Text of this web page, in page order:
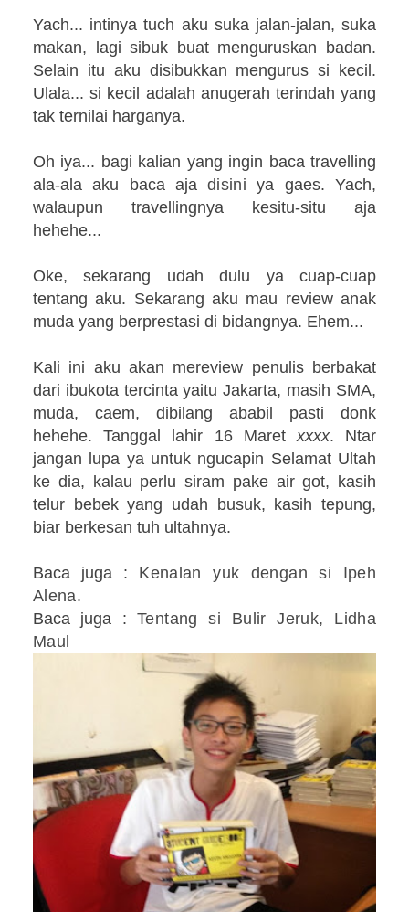
Yach... intinya tuch aku suka jalan-jalan, suka
makan, lagi sibuk buat menguruskan badan.
Selain itu aku disibukkan mengurus si kecil.
Ulala... si kecil adalah anugerah terindah yang
tak ternilai harganya.
Oh iya... bagi kalian yang ingin baca travelling
ala-ala aku baca ajadisini ya gaes. Yach,
walaupun travellingnya kesitu-situ aja
hehehe...
Oke, sekarang udah dulu ya cuap-cuap
tentang aku. Sekarang aku mau review anak
muda yang berprestasi di bidangnya. Ehem...
Kali ini aku akan mereview penulis berbakat
dari ibukota tercinta yaitu Jakarta, masih SMA,
muda, caem, dibilang ababil pasti donk
hehehe. Tanggal lahir 16 Maret xxxx. Ntar
jangan lupa ya untuk ngucapin Selamat Ultah
ke dia, kalau perlu siram pake air got, kasih
telur bebek yang udah busuk, kasih tepung,
biar berkesan tuh ultahnya.
Baca juga : Kenalan yuk dengan si Ipeh
Alena.
Baca juga :Tentang si Bulir Jeruk, Lidha
Maul